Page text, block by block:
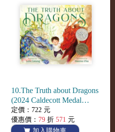
10.The Truth about Dragons
(2024 Caldecott Medal
Honor)
定價：722 元
優惠價： 79 折 571 元